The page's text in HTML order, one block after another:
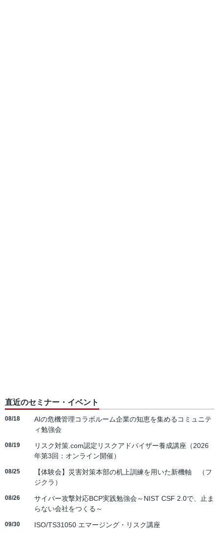
直近のセミナー・イベント
08/18
AIの危機管理コラボルーム企業の知恵を集めるコミュニテ
ィ勉強会
08/19
リスク対策.com認定リスクアドバイザー養成講座（2026
年第3回：オンライン開催）
08/25
【体験会】災害対策本部の机上訓練を用いた新機軸 （フ
ジクラ）
08/26
サイバー攻撃対応BCP実践勉強会～NIST CSF 2.0で、止ま
らない会社をつくる～
09/30 ISO/TS31050 エマージング・リスク講座